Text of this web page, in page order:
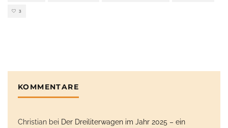
3
KOMMENTARE
Christian bei Der Dreiliterwagen im Jahr 2025 – ein